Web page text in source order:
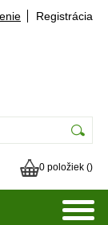
Registrácia
0 položiek ()